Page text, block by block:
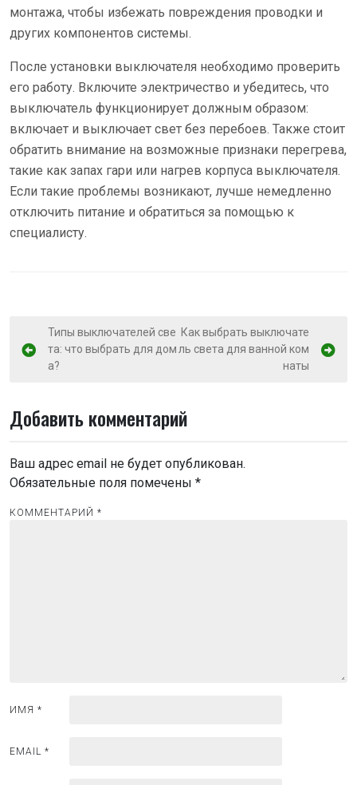
монтажа, чтобы избежать повреждения проводки и
других компонентов системы.
После установки выключателя необходимо проверить
его работу. Включите электричество и убедитесь, что
выключатель функционирует должным образом:
включает и выключает свет без перебоев. Также стоит
обратить внимание на возможные признаки перегрева,
такие как запах гари или нагрев корпуса выключателя.
Если такие проблемы возникают, лучше немедленно
отключить питание и обратиться за помощью к
специалисту.
Н
а
г
а
ц
и
я
м
Типы выключателей све
та: что выбрать для дом
а?
Как выбрать выключате
ль света для ванной ком
наты
Добавить комментарий
Ваш адрес email не будет опубликован.
Обязательные поля помечены *
КОММЕНТАРИЙ *
ИМЯ *
EMAIL *